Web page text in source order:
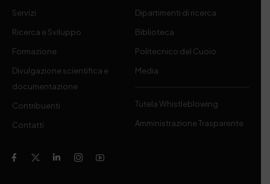
Servizi
Ricerca e Sviluppo
Formazione
Divulgazione scientifica e
documentazione
Contribuenti
Contatti
Dipartimenti di ricerca
Biblioteca
Politecnico del Cuoio
Media
Tutela Whistleblowing
Amministrazione Trasparente